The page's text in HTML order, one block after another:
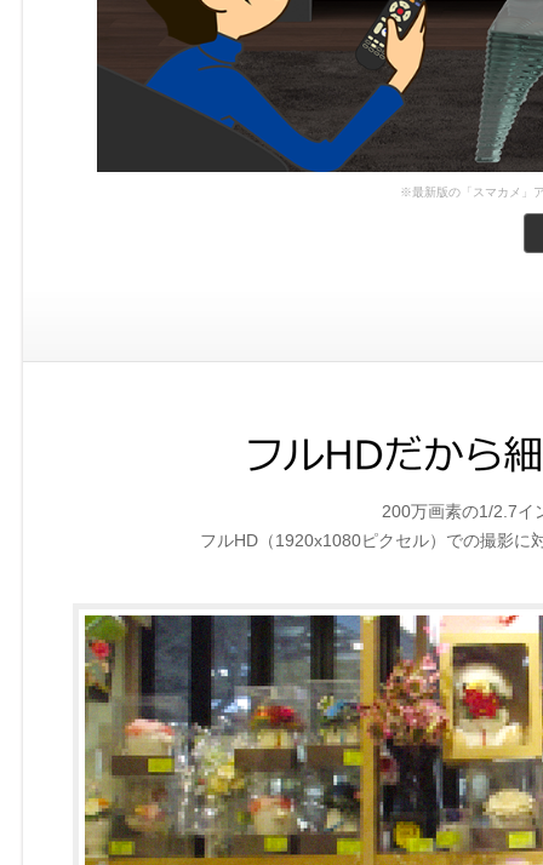
※最新版の「スマカメ」
200万画素の1/2.7イ
フルHD（1920x1080ピクセル）での撮影に